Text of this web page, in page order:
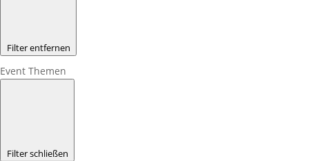
Filter entfernen
Event Themen
Filter schließen